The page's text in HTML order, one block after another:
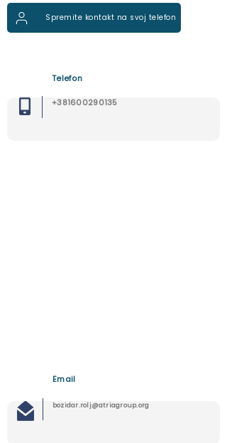
Spremite kontakt na svoj telefon
Telefon
+381600290135
Email
bozidar.rolj@atriagroup.org